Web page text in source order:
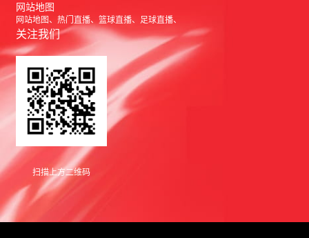
网站地图
网站地图 热门直播 篮球直播 足球直播
关注我们
扫描上方二维码